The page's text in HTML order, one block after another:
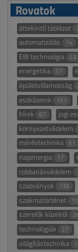
Rovatok
áttekintő táblázat
automatizálás 14
EIB technológia 43
energetika 57
épületvillamosság
eszközeink 151
hírek 67 jogi
környezetvédelem
méréstechnika 61
napenergia 17
robbanásvédelem
szabványok 136
szakmatörténet 15
szerelők közelről
technológiák 27
világítástechnika